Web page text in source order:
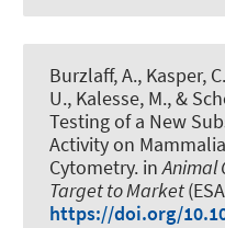
Burzlaff, A., Kasper,
U., Kalesse, M., &
Testing of a New
Activity on
Cytometry. inAnimal
Target to Market
https://doi.org/